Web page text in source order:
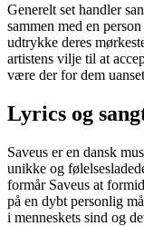
Generelt set handler
sammen med en
udtrykke deres
artistens vilje til at
være der for dem
Lyrics og
Saveus er en dansk
unikke og
formår Saveus at
på en dybt personlig
i menneskets sind og